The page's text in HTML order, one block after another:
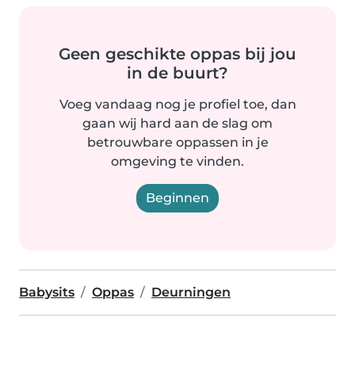
Geen geschikte oppas bij jou
in de buurt?
Voeg vandaag nog je profiel toe, dan
gaan wij hard aan de slag om
betrouwbare oppassen in je
omgeving te vinden.
Beginnen
Babysits Oppas Deurningen